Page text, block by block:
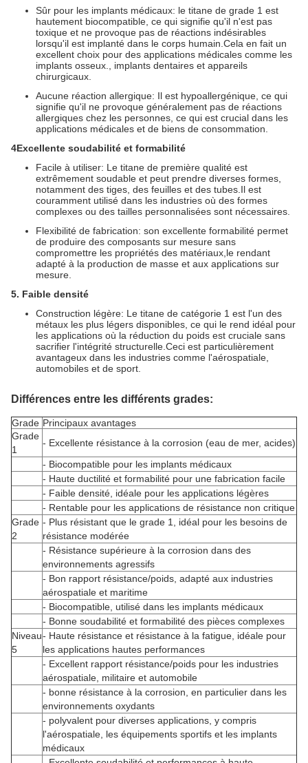
Sûr pour les implants médicaux: le titane de grade 1 est
hautement biocompatible, ce qui signifie qu'il n'est pas
toxique et ne provoque pas de réactions indésirables
lorsqu'il est implanté dans le corps humain.Cela en fait un
excellent choix pour des applications médicales comme les
implants osseux., implants dentaires et appareils
chirurgicaux.
Aucune réaction allergique: Il est hypoallergénique, ce qui
signifie qu'il ne provoque généralement pas de réactions
allergiques chez les personnes, ce qui est crucial dans les
applications médicales et de biens de consommation.
4Excellente soudabilité et formabilité
Facile à utiliser: Le titane de première qualité est
extrêmement soudable et peut prendre diverses formes,
notamment des tiges, des feuilles et des tubes.Il est
couramment utilisé dans les industries où des formes
complexes ou des tailles personnalisées sont nécessaires.
Flexibilité de fabrication: son excellente formabilité permet
de produire des composants sur mesure sans
compromettre les propriétés des matériaux,le rendant
adapté à la production de masse et aux applications sur
mesure.
5. Faible densité
Construction légère: Le titane de catégorie 1 est l'un des
métaux les plus légers disponibles, ce qui le rend idéal pour
les applications où la réduction du poids est cruciale sans
sacrifier l'intégrité structurelle.Ceci est particulièrement
avantageux dans les industries comme l'aérospatiale,
automobiles et de sport.
Différences entre les différents grades:
Grade Principaux avantages
Grade
1
- Excellente résistance à la corrosion (eau de mer, acides)
- Biocompatible pour les implants médicaux
- Haute ductilité et formabilité pour une fabrication facile
- Faible densité, idéale pour les applications légères
- Rentable pour les applications de résistance non critique
Grade
2
- Plus résistant que le grade 1, idéal pour les besoins de
résistance modérée
- Résistance supérieure à la corrosion dans des
environnements agressifs
- Bon rapport résistance/poids, adapté aux industries
aérospatiale et maritime
- Biocompatible, utilisé dans les implants médicaux
- Bonne soudabilité et formabilité des pièces complexes
Niveau
5
- Haute résistance et résistance à la fatigue, idéale pour
les applications hautes performances
- Excellent rapport résistance/poids pour les industries
aérospatiale, militaire et automobile
- bonne résistance à la corrosion, en particulier dans les
environnements oxydants
- polyvalent pour diverses applications, y compris
l'aérospatiale, les équipements sportifs et les implants
médicaux